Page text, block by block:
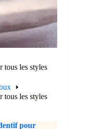
tous les styles
tous les styles
pour